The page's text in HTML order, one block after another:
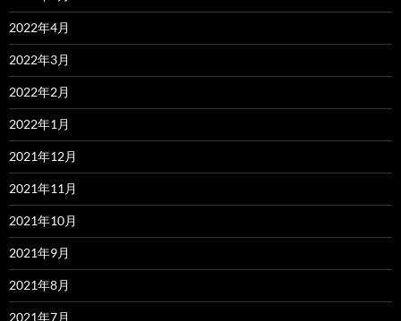
2022年4月
2022年3月
2022年2月
2022年1月
2021年12月
2021年11月
2021年10月
2021年9月
2021年8月
2021年7月